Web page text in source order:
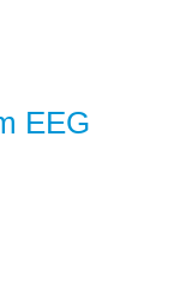
EEG